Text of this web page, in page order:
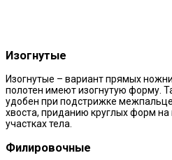
Изогнутые
Изогнутые – вариант прямых
полотен имеют изогнутую форму.
удобен при подстрижке
хвоста, приданию круглых форм
участках тела.
Филировочные